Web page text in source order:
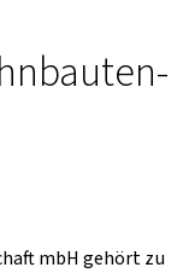
mbH gehört zu